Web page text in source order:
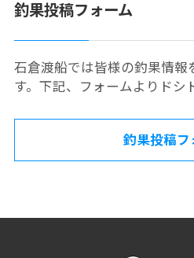
釣果投稿フォーム
石倉渡船では皆様の釣果情報
す。下記、フォームよりドシ
釣果投稿フ